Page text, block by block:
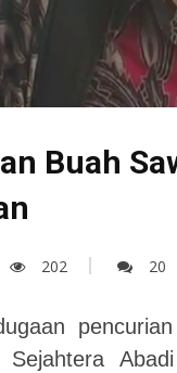
Buah
202 20
Sejahtera